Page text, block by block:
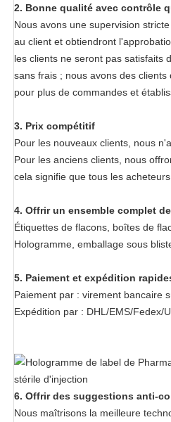
2. Bonne qualité avec contrôle
Nous avons une supervision
au client et obtiendront
les clients ne seront pas satisfaits
sans frais ; nous avons des
pour plus de commandes et
3. Prix compétitif
Pour les nouveaux clients, nous
Pour les anciens clients, nous
cela signifie que tous les
4. Offrir un ensemble complet
Étiquettes de flacons, boîtes de
Hologramme, emballage sous
5. Paiement et expédition
Paiement par : virement bancaire
Expédition par : DHL/EMS/Fedex/
6. Offrir des suggestions anti-
Nous maîtrisons la meilleure